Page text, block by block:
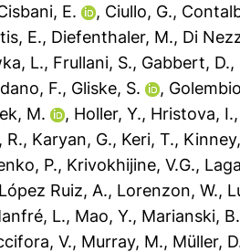
E. , Ciullo, G.,
E., Diefenthaler, M., Di
L., Frullani, S., Gabbert, D.,
F., Gliske, S. ,
M. , Holler, Y., Hristova, I.
R., Karyan, G., Keri, T.,
P., Krivokhijine, V.G.,
López Ruiz, A., Lorenzon, W.,
L., Mao, Y., Marianski, B.
V., Murray, M., Müller,